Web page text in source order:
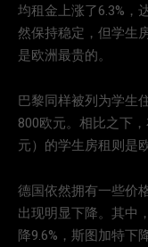
均租金上涨了6.3%，
然保持稳定，但学生
是欧洲最贵的。
巴黎同样被列为学生
800欧元。相比之下
元）的学生房租则是
德国依然拥有一些价
出现明显下降。其中
降9.6%，斯图加特下降